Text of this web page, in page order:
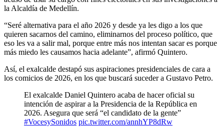
la Alcaldía de Medellín.
“Seré alternativa para el año 2026 y desde ya les digo a los que
quieren sacarnos del camino, eliminarnos del proceso político, que
eso les va a salir mal, porque entre más nos intentan sacar es porque
más miedo les causamos hacia adelante”, afirmó Quintero.
Así, el exalcalde destapó sus aspiraciones presidenciales de cara a
los comicios de 2026, en los que buscará suceder a Gustavo Petro.
El exalcalde Daniel Quintero acaba de hacer oficial su
intención de aspirar a la Presidencia de la República en
2026. Asegura que será “el candidato de la gente”
#VocesySonidos pic.twitter.com/annhYP8dRw